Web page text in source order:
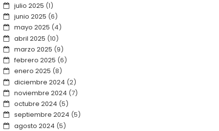
julio 2025 (1)
junio 2025 (6)
mayo 2025 (4)
abril 2025 (10)
marzo 2025 (9)
febrero 2025 (6)
enero 2025 (8)
diciembre 2024 (2)
noviembre 2024 (7)
octubre 2024 (5)
septiembre 2024 (5)
agosto 2024 (5)